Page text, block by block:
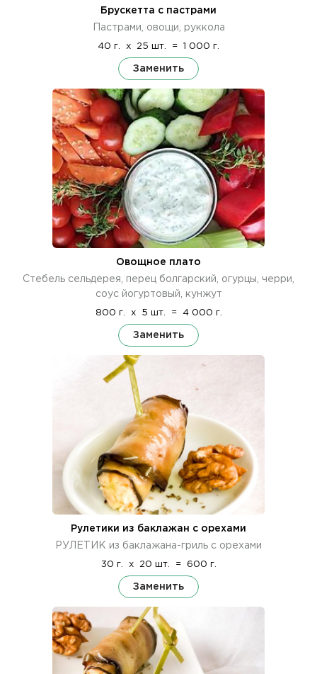
Брускетта с пастрами
Пастрами, овощи, руккола
40 г. x 25 шт. = 1 000 г.
Заменить
Овощное плато
Стебель сельдерея, перец болгарский, огурцы, черри,
соус йогуртовый, кунжут
800 г. x 5 шт. = 4 000 г.
Заменить
Рулетики из баклажан с орехами
РУЛЕТИК из баклажана-гриль с орехами
30 г. x 20 шт. = 600 г.
Заменить